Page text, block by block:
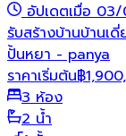
อัปเดตเมื่อ
รับสร้างบ้านบ้านเดี่
ปั้นหยา - panya
ราคาเริ่มต้น฿
3 ห้อง
2 น้ำ